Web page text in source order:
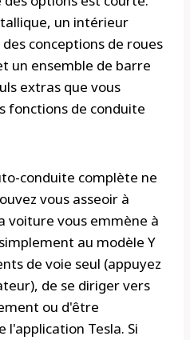
un intérieur
conceptions de roues
un ensemble de barre
extras que vous
fonctions de conduite
conduite complète ne
vous asseoir à
voiture vous emmène à
au modèle Y
de voie seul (appuyez
de se diriger vers
ou d'être
l'application Tesla. Si